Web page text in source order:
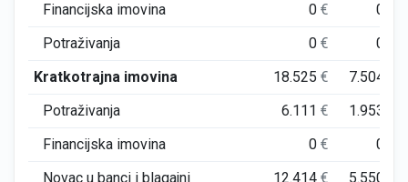
Financijska imovina
0€ 0
Potraživanja
0€ 0
Kratkotrajna imovina
18.525€ 7.504
Potraživanja
6.111€ 1.953
Financijska imovina
0€ 0
Novac u banci i blagajni
12.414€ 5.550